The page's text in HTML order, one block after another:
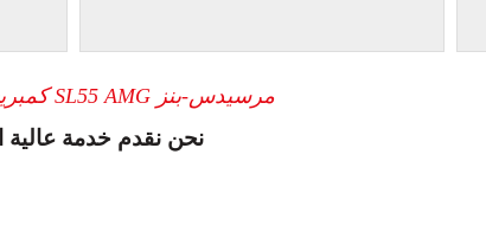
مرسيدس-بنز SL55 AMG كمبريسر مفصل CV
نحن نقدم خدمة عالية